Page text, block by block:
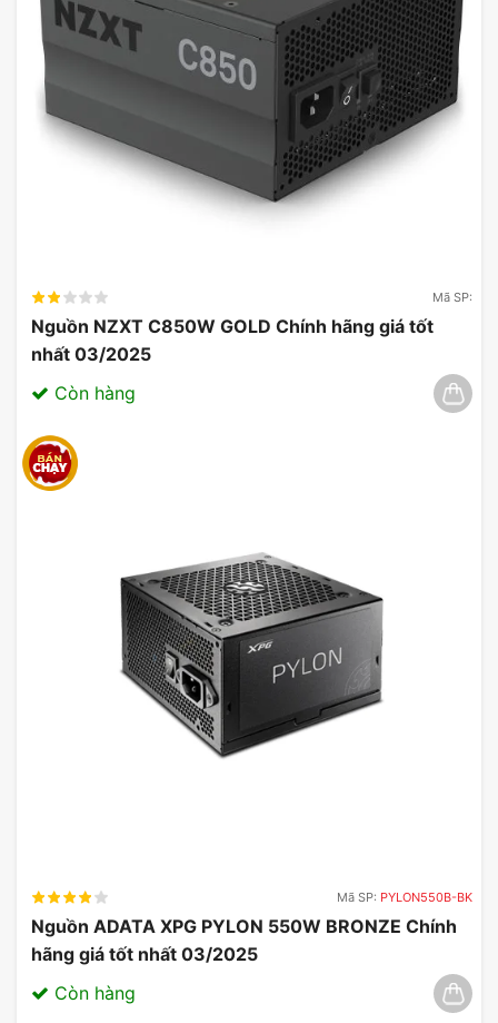
Mã SP:
Nguồn NZXT C850W GOLD Chính hãng giá tốt
nhất 03/2025
Còn hàng
Mã SP: PYLON550B-BK
Nguồn ADATA XPG PYLON 550W BRONZE Chính
hãng giá tốt nhất 03/2025
Còn hàng